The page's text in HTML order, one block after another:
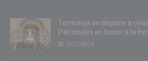
Torrevieja se dispone a
Patronales en honor a la
16/12/2014